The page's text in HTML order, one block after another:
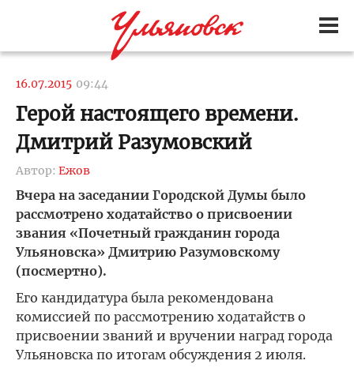
16.07.2015 09:44
Герой настоящего времени.
Дмитрий Разумовский
Автор: Ежов
Вчера на заседании Городской Думы было
рассмотрено ходатайство о присвоении
звания «Почетный гражданин города
Ульяновска» Дмитрию Разумовскому
(посмертно).
Его кандидатура была рекомендована
комиссией по рассмотрению ходатайств о
присвоении званий и вручении наград города
Ульяновска по итогам обсуждения 2 июля.